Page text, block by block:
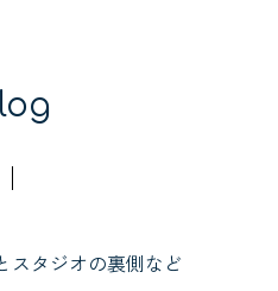
スタジオの裏側など